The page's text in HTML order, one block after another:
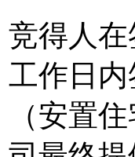
竞得人
工作日内
（安置